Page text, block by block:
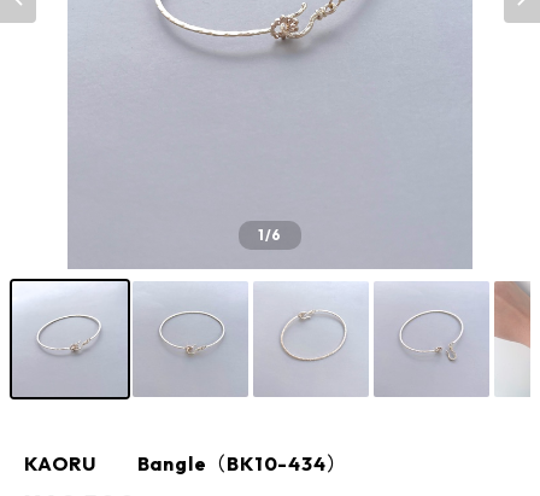
1/6
KAORU Bangle（BK10-434）